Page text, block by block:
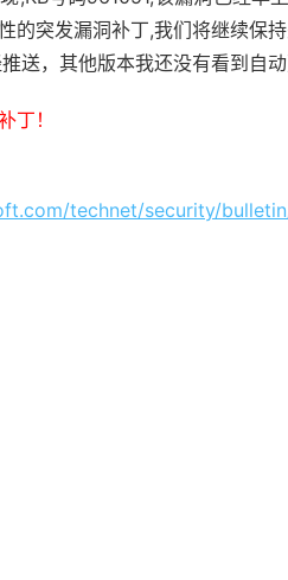
的突发漏洞补丁,我们将继续保
送，其他版本我还没有看到自动
丁！
technet/security/